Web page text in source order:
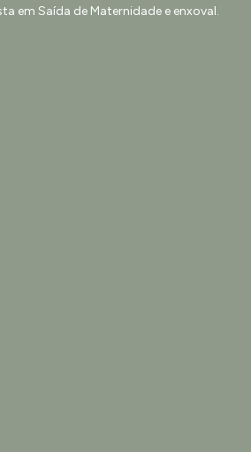
em Saída de Maternidade e enxoval.